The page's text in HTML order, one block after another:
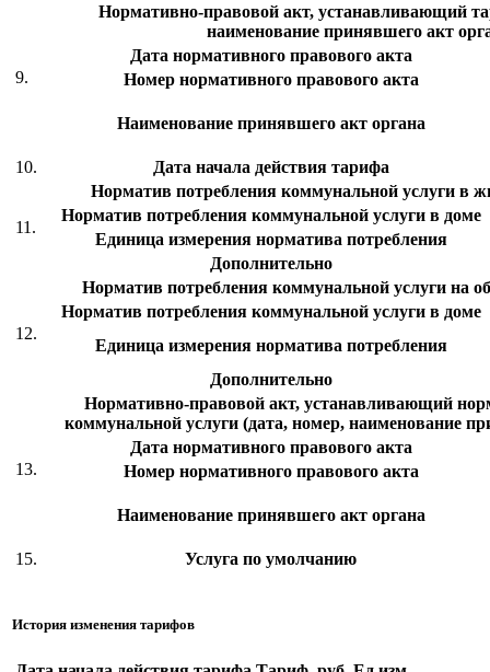
9.
Нормативно-правовой акт, устанавливающий
наименование принявшего акт
Дата нормативного правового акта
Номер нормативного правового акта
Наименование принявшего акт органа
10. Дата начала действия тарифа
11.
Норматив потребления коммунальной услуги в
Норматив потребления коммунальной услуги в доме
Единица измерения норматива потребления
Дополнительно
12.
Норматив потребления коммунальной услуги на
Норматив потребления коммунальной услуги в доме
Единица измерения норматива потребления
Дополнительно
13.
Нормативно-правовой акт, устанавливающий
коммунальной услуги (дата, номер, наименование
Дата нормативного правового акта
Номер нормативного правового акта
Наименование принявшего акт органа
15. Услуга по умолчанию
История изменения тарифов